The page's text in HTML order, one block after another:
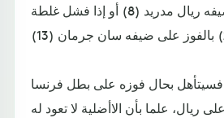
الثالث إذا فاز على ضيفه ريال مدريد (8) أو إذا فشل غلطة
بحال فوزه على بطل فرنسا
ريال، علما بأن الاأضلية لا تعود له